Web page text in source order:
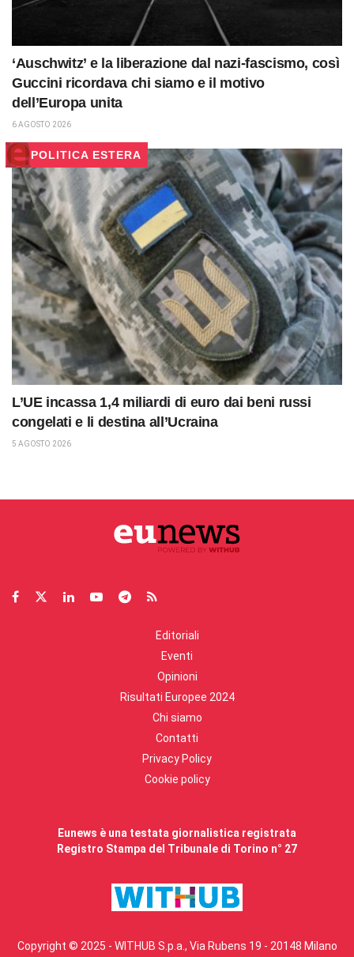
‘Auschwitz’ e la liberazione dal nazi-fascismo, così
Guccini ricordava chi siamo e il motivo
dell’Europa unita
6 AGOSTO 2026
POLITICA ESTERA
L’UE incassa 1,4 miliardi di euro dai beni russi
congelati e li destina all’Ucraina
5 AGOSTO 2026
Editoriali
Eventi
Opinioni
Risultati Europee 2024
Chi siamo
Contatti
Privacy Policy
Cookie policy
Eunews è una testata giornalistica registrata
Registro Stampa del Tribunale di Torino n° 27
Copyright © 2025 - WITHUB S.p.a., Via Rubens 19 - 20148 Milano